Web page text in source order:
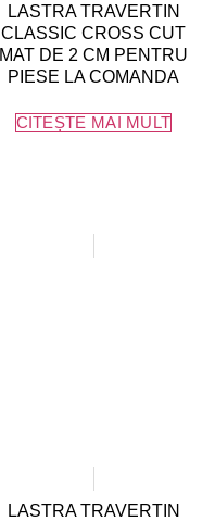
LASTRA TRAVERTIN
CLASSIC CROSS CUT
MAT DE 2 CM PENTRU
PIESE LA COMANDA
CITEȘTE MAI MULT
LASTRA TRAVERTIN